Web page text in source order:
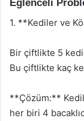
Eğlenceli
1. **Kediler ve
Bir çiftlikte 5
Bu çiftlikte kaç
**Çözüm:**
her biri 4